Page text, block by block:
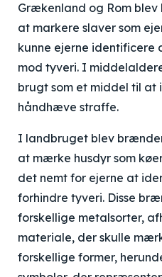
Grækenland og Rom
at markere slaver som
kunne ejerne identificere
mod tyveri. I
brugt som et middel til at
håndhæve straffe.
I landbruget blev
at mærke husdyr som
det nemt for ejerne at
forhindre tyveri. Disse
forskellige metalsorter,
materiale, der skulle
forskellige former,